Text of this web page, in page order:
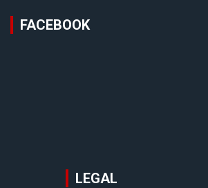
FACEBOOK
LEGAL